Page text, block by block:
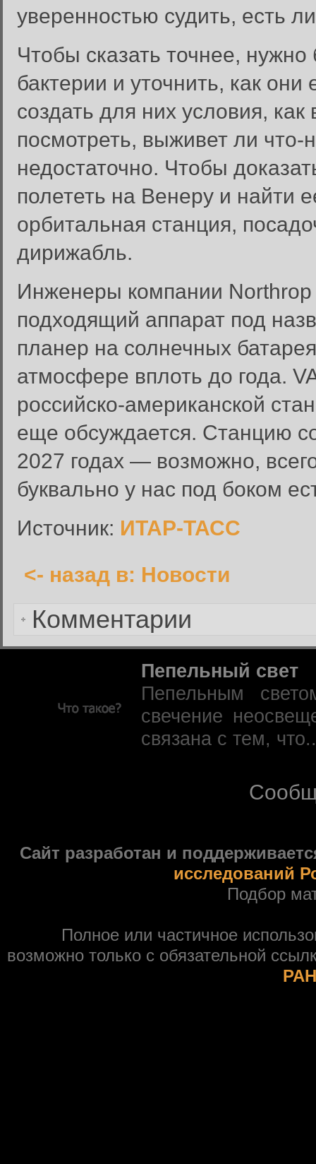
уверенностью судить, есть
Чтобы сказать точнее,
бактерии и уточнить, как
создать для них условия,
посмотреть, выживет ли что-
недостаточно. Чтобы
полететь на Венеру и найти
орбитальная станция,
дирижабль.
Инженеры компании Northrop
подходящий аппарат под
планер на солнечных
атмосфере вплоть до года.
российско-американской
еще обсуждается. Станцию
2027 годах — возможно,
буквально у нас под боком
Источник: ИТАР-ТАСС
<- назад в: Новости
Комментарии
Вход в систему
Введите имя пользователя и
Вход в систему
Имя пользователя:
Забыли пароль?
Пепельный свет
Пепельным
свечение
связана с тем,
Сайт разработан и
исследований
Подбор
Полное или частичное
возможно только с обязательной